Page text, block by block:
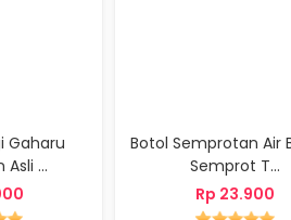
Botol Semprotan Air Burung
Semprot T...
Rp 23.900